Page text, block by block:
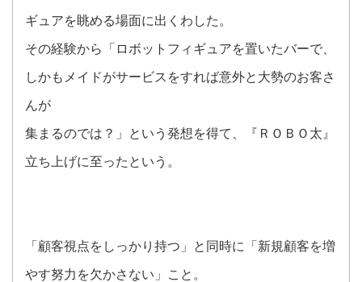
ギュアを眺める場面に出くわした。
その経験から「ロボットフィギュアを置いたバーで、
しかもメイドがサービスをすれば意外と大勢のお客さ
んが
集まるのでは？」という発想を得て、『ＲＯＢＯ太』
立ち上げに至ったという。
「顧客視点をしっかり持つ」と同時に「新規顧客を増
やす努力を欠かさない」こと。